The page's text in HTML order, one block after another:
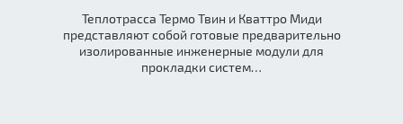
Теплотрасса Термо Твин и Кваттро Миди
представляют собой готовые предварительно
изолированные инженерные модули для
прокладки систем…